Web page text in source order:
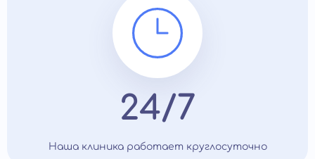
24/7
Наша клиника работает круглосуточно